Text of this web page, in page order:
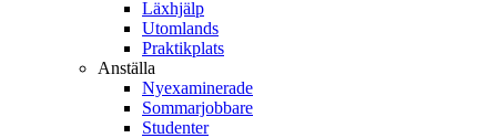
Läxhjälp
Utomlands
Praktikplats
Anställa
Nyexaminerade
Sommarjobbare
Studenter